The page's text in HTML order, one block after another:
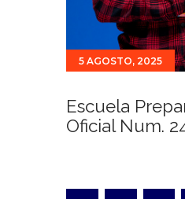
5 AGOSTO, 2025
Escuela
Oficial Num.